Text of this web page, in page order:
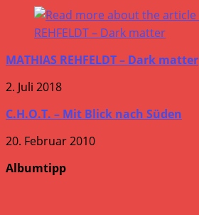
MATHIAS REHFELDT – Dark matter
2. Juli 2018
C.H.O.T. – Mit Blick nach Süden
20. Februar 2010
Albumtipp